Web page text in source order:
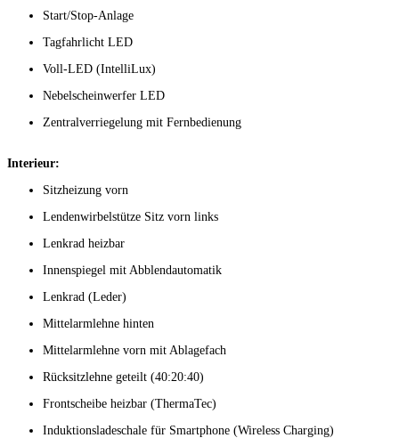
Start/Stop-Anlage
Tagfahrlicht LED
Voll-LED (IntelliLux)
Nebelscheinwerfer LED
Zentralverriegelung mit Fernbedienung
Interieur:
Sitzheizung vorn
Lendenwirbelstütze Sitz vorn links
Lenkrad heizbar
Innenspiegel mit Abblendautomatik
Lenkrad (Leder)
Mittelarmlehne hinten
Mittelarmlehne vorn mit Ablagefach
Rücksitzlehne geteilt (40:20:40)
Frontscheibe heizbar (ThermaTec)
Induktionsladeschale für Smartphone (Wireless Charging)